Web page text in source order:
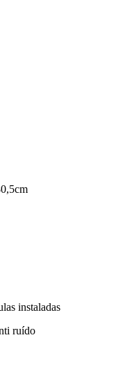
instaladas
ruído